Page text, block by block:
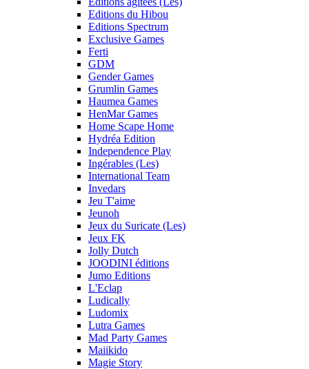
Editions du Hibou
Editions Spectrum
Exclusive Games
Ferti
GDM
Gender Games
Grumlin Games
Haumea Games
HenMar Games
Home Scape Home
Hydréa Edition
Independence Play
Ingérables (Les)
International Team
Invedars
Jeu T'aime
Jeunoh
Jeux du Suricate (Les)
Jeux FK
Jolly Dutch
JOODINI éditions
Jumo Editions
L'Eclap
Ludically
Ludomix
Lutra Games
Mad Party Games
Maiikido
Magie Story